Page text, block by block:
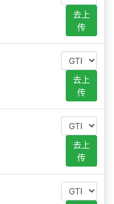
去上
传
去上
传
去上
传